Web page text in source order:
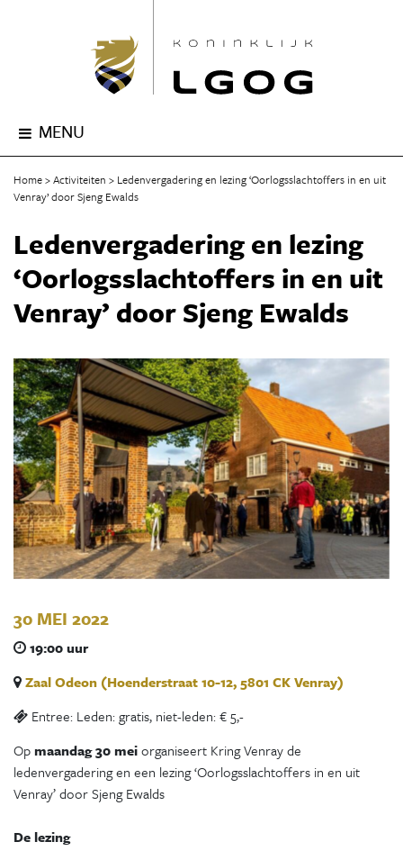
MENU
Home Activiteiten
Ledenvergadering en lezing ‘Oorlogsslachtoffers in en uit
Venray’ door Sjeng Ewalds
Ledenvergadering en lezing
‘Oorlogsslachtoffers in en uit
Venray’ door Sjeng Ewalds
30 MEI 2022
19:00 uur
Zaal Odeon (Hoenderstraat 10-12, 5801 CK Venray)
Entree: Leden: gratis, niet-leden: € 5,-
Opmaandag 30 meiorganiseert Kring Venray de
ledenvergadering en een lezing ‘Oorlogsslachtoffers in en uit
Venray’ door Sjeng Ewalds
De lezing